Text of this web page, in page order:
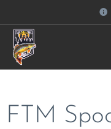
FTM